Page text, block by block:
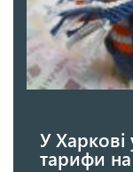
У Харкові
тарифи на